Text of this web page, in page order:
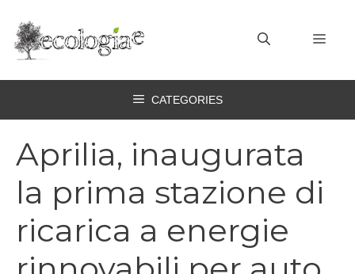
contenuto
CATEGORIES
Aprilia, inaugurata
la prima stazione di
ricarica a energie